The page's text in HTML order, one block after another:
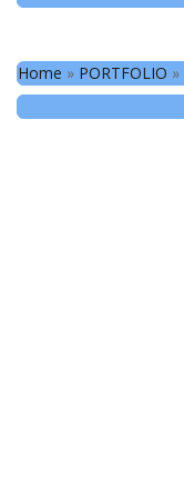
Home » PORTFOLIO »